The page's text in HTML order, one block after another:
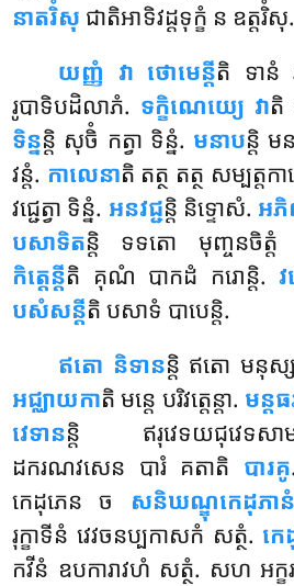
នាតរិំសុ ជាតិអាទិវដ្ដទុក្ខំ ន ឧត្តរិំសុ.
យញ្ញំ វា ថោមេន្តីតិ ទានំ
រូបាទិបដិលាភំ. ទក្ខិណេយ្យេ វាតិ
ទិន្នន្តិ សុចិំ កត្វា ទិន្នំ. មនាបន្តិ ម
វន្តំ. កាលេនាតិ តត្ថ តត្ថ សម្បត្តក
វជ្ជេត្វា ទិន្នំ. អនវជ្ជន្តិ និទ្ទោសំ. អភិ
បសាទិតន្តិ ទទតោ មុញ្ចនចិត្តំ
កិត្តេន្តីតិ គុណំ បាកដំ ករោន្តិ. វ
បសំសន្តីតិ បសាទំ បាបេន្តិ.
ឥតោ និទានន្តិ ឥតោ មនុស្
អជ្ឈាយកាតិ មន្តេ បរិវត្តេន្តា. មន្តធ
វេទានន្តិ ឥរុវេទយជុវេទស
ដករណវសេន បារំ គតាតិ បារគូ
កេដុភេន ច សនិឃណ្ឌុកេដុភ
រុក្ខាទីនំ វេវចនប្បកាសកំ សត្ថំ.កេ
កវីនំ ឧបការាវហំ សត្ថំ. សហ អក្ខរ